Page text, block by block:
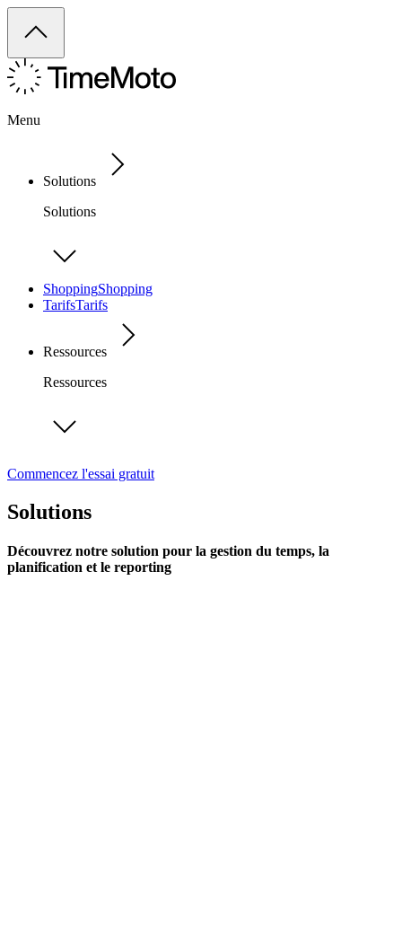
Menu
Solutions
Solutions
ShoppingShopping
TarifsTarifs
Ressources
Ressources
Commencez l'essai gratuit
Solutions
Découvrez notre solution pour la gestion du temps, la
planification et le reporting